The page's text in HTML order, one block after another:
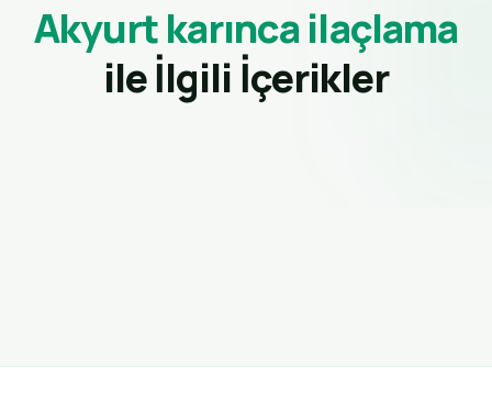
Akyurt karınca ilaçlama
ile İlgili İçerikler